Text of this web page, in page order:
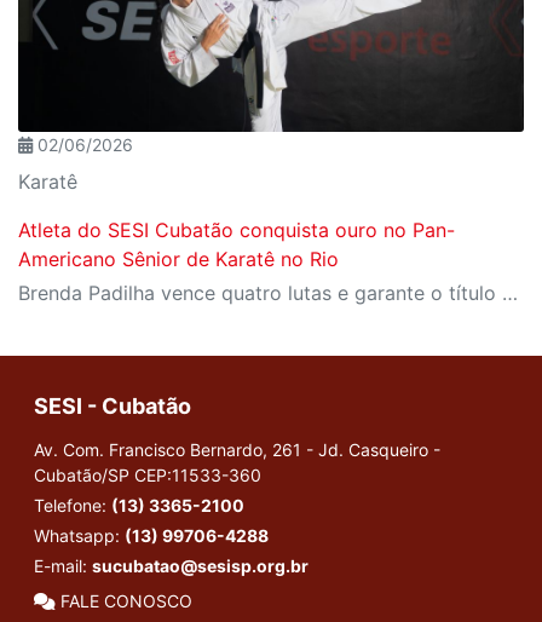
02/06/2026
Karatê
Atleta do SESI Cubatão conquista ouro no Pan-
Americano Sênior de Karatê no Rio
Brenda Padilha vence quatro lutas e garante o título na categoria acima de 68 kg
SESI - Cubatão
Av. Com. Francisco Bernardo, 261 - Jd. Casqueiro -
Cubatão/SP CEP:11533-360
Telefone: (13) 3365-2100
Whatsapp: (13) 99706-4288
E-mail: sucubatao@sesisp.org.br
FALE CONOSCO